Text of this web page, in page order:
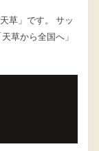
草」です。 サッ
草から全国へ」